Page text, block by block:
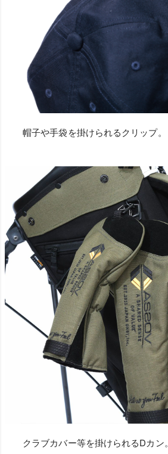
帽子や手袋を掛けられるクリップ。
クラブカバー等を掛けられるDカン。